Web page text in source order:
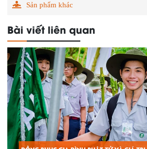
Sản phẩm khác
Bài viết liên quan